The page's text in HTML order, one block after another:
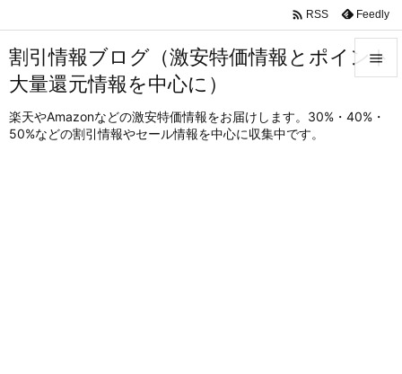
割引情報ブログ（激安特価情報とポイント
大量還元情報を中心に）
楽天やAmazonなどの激安特価情報をお届けします。30%・40%・
50%などの割引情報やセール情報を中心に収集中です。

メニュ
 RSS Feedly